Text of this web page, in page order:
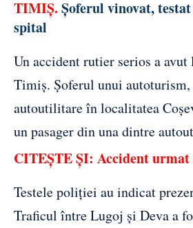
TIMIȘ. Șoferul vinovat,
spital
Un accident rutier serios a
Timiș. Șoferul unui
autoutilitare în localitatea
un pasager din una dintre
CITEȘTE ȘI: Accident
Testele poliției au indicat
Traficul între Lugoj și Deva a